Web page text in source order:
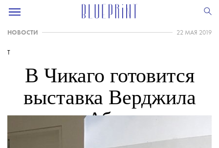
НОВОСТИ 22 МАЯ 2019
T
В Чикаго готовится
выставка Верджила
Абло